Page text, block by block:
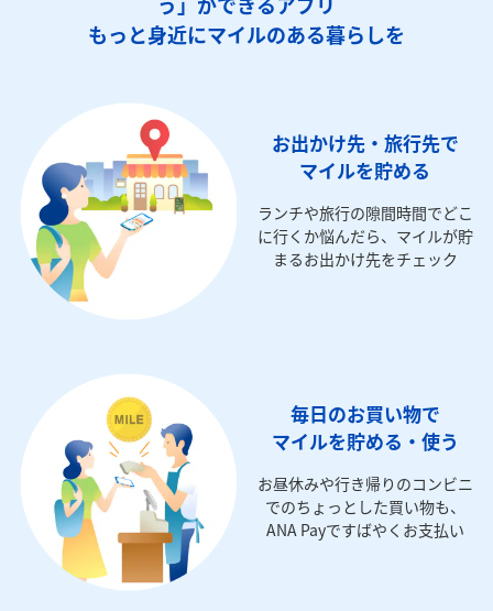
もっと身近にマイルのある暮らしを
お出かけ先・旅行先で
マイルを貯める
ランチや旅行の隙間時間でどこ
に行くか悩んだら、マイルが貯
まるお出かけ先をチェック
毎日のお買い物で
マイルを貯める・使う
お昼休みや行き帰りのコンビニ
でのちょっとした買い物も、
ANA Payですばやくお支払い